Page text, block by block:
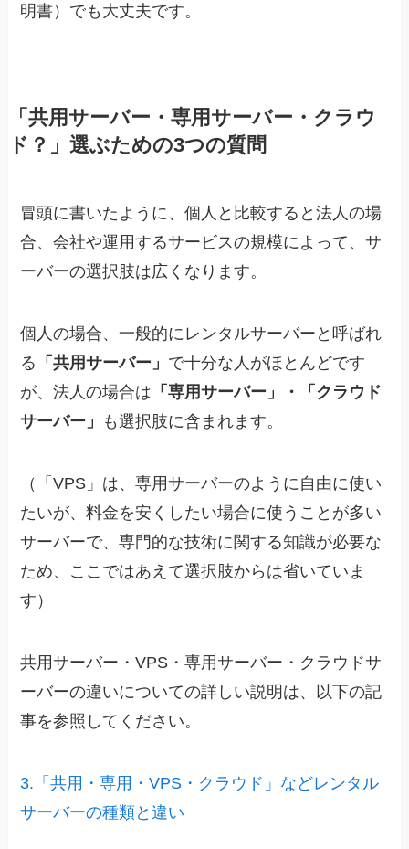
明書）でも大丈夫です。
「共用サーバー・専用サーバー・クラウ
ド？」選ぶための3つの質問
冒頭に書いたように、個人と比較すると法人の場
合、会社や運用するサービスの規模によって、サ
ーバーの選択肢は広くなります。
個人の場合、一般的にレンタルサーバーと呼ばれ
る 「共用サーバー」 で十分な人がほとんどです
が、法人の場合は 「専用サーバー」・「クラウド
サーバー」
も選択肢に含まれます。
（「VPS」は、専用サーバーのように自由に使い
たいが、料金を安くしたい場合に使うことが多い
サーバーで、専門的な技術に関する知識が必要な
ため、ここではあえて選択肢からは省いていま
す）
共用サーバー・VPS・専用サーバー・クラウドサ
ーバーの違いについての詳しい説明は、以下の記
事を参照してください。
3.「共用・専用・VPS・クラウド」などレンタル
サーバーの種類と違い